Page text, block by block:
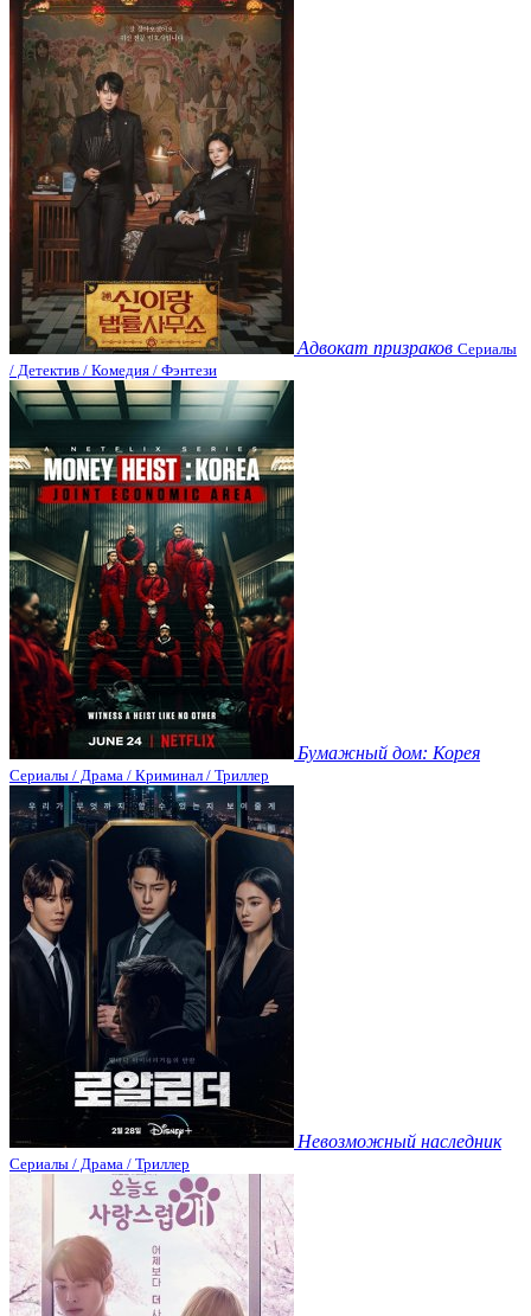
Адвокат призраков Сериалы
/ Детектив / Комедия / Фэнтези
Бумажный дом: Корея
Сериалы / Драма / Криминал / Триллер
Невозможный наследник
Сериалы / Драма / Триллер